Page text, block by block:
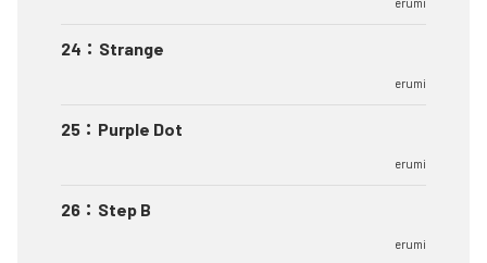
24 ： Strange
erumi
25 ： Purple Dot
erumi
26 ： Step B
erumi